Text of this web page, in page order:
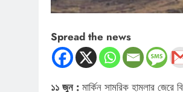
Spread the news
১১ জুন : মার্কিন সামরিক হামলার